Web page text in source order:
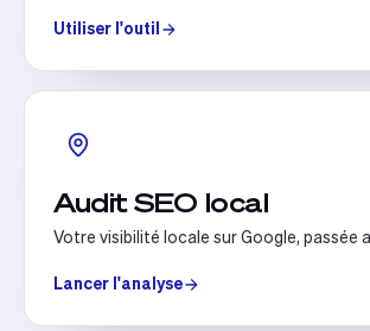
Utiliser l'outil
Audit SEO local
Votre visibilité locale sur Google, passée
Lancer l'analyse